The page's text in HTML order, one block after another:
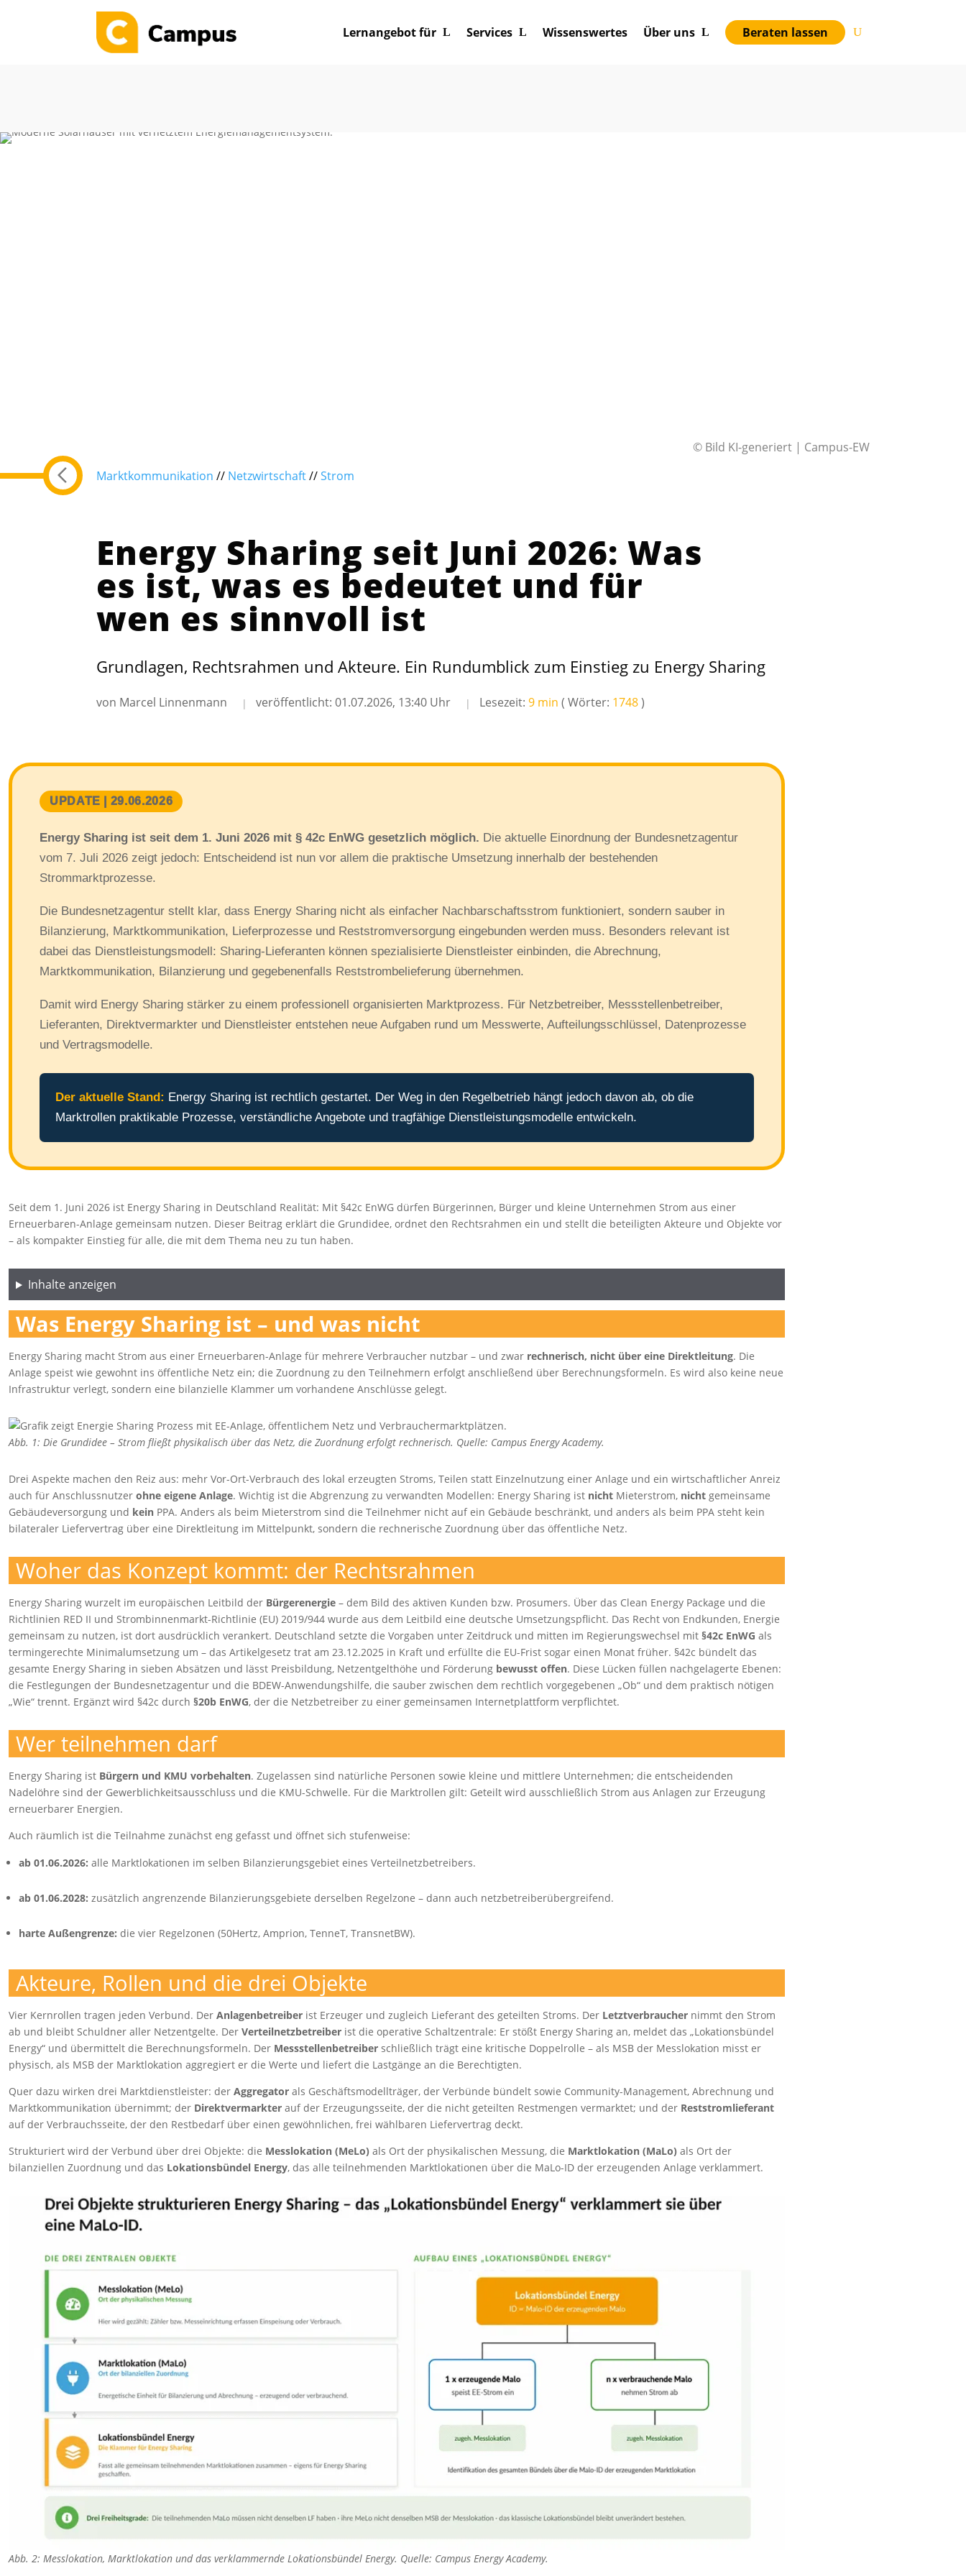
Lernangebot für Services Wissenswertes Über uns Beraten lassen
© Bild KI-generiert | Campus-EW
Marktkommunikation // Netzwirtschaft//Strom
Energy Sharing seit Juni 2026: Was
es ist, was es bedeutet und für
wen es sinnvoll ist
Grundlagen, Rechtsrahmen und Akteure. Ein Rundumblick zum Einstieg zu Energy Sharing
von Marcel Linnenmann veröffentlicht: 01.07.2026, 13:40 Uhr Lesezeit:9 min ( Wörter: 1748)
UPDATE | 29.06.2026
Energy Sharing ist seit dem 1. Juni 2026 mit § 42c EnWG gesetzlich möglich. Die aktuelle Einordnung der Bundesnetzagentur
vom 7. Juli 2026 zeigt jedoch: Entscheidend ist nun vor allem die praktische Umsetzung innerhalb der bestehenden
Strommarktprozesse.
Die Bundesnetzagentur stellt klar, dass Energy Sharing nicht als einfacher Nachbarschaftsstrom funktioniert, sondern sauber in
Bilanzierung, Marktkommunikation, Lieferprozesse und Reststromversorgung eingebunden werden muss. Besonders relevant ist
dabei das Dienstleistungsmodell: Sharing-Lieferanten können spezialisierte Dienstleister einbinden, die Abrechnung,
Marktkommunikation, Bilanzierung und gegebenenfalls Reststrombelieferung übernehmen.
Damit wird Energy Sharing stärker zu einem professionell organisierten Marktprozess. Für Netzbetreiber, Messstellenbetreiber,
Lieferanten, Direktvermarkter und Dienstleister entstehen neue Aufgaben rund um Messwerte, Aufteilungsschlüssel, Datenprozesse
und Vertragsmodelle.
Der aktuelle Stand: Energy Sharing ist rechtlich gestartet. Der Weg in den Regelbetrieb hängt jedoch davon ab, ob die
Marktrollen praktikable Prozesse, verständliche Angebote und tragfähige Dienstleistungsmodelle entwickeln.
Seit dem 1. Juni 2026 ist Energy Sharing in Deutschland Realität: Mit §42c EnWG dürfen Bürgerinnen, Bürger und kleine Unternehmen Strom aus einer
Erneuerbaren-Anlage gemeinsam nutzen. Dieser Beitrag erklärt die Grundidee, ordnet den Rechtsrahmen ein und stellt die beteiligten Akteure und Objekte vor
– als kompakter Einstieg für alle, die mit dem Thema neu zu tun haben.
Inhalte anzeigen
Was Energy Sharing ist – und was nicht
Energy Sharing macht Strom aus einer Erneuerbaren-Anlage für mehrere Verbraucher nutzbar – und zwar rechnerisch, nicht über eine Direktleitung. Die
Anlage speist wie gewohnt ins öffentliche Netz ein; die Zuordnung zu den Teilnehmern erfolgt anschließend über Berechnungsformeln. Es wird also keine neue
Infrastruktur verlegt, sondern eine bilanzielle Klammer um vorhandene Anschlüsse gelegt.
Abb. 1: Die Grundidee – Strom fließt physikalisch über das Netz, die Zuordnung erfolgt rechnerisch. Quelle: Campus Energy Academy.
Drei Aspekte machen den Reiz aus: mehr Vor-Ort-Verbrauch des lokal erzeugten Stroms, Teilen statt Einzelnutzung einer Anlage und ein wirtschaftlicher Anreiz
auch für Anschlussnutzer ohne eigene Anlage. Wichtig ist die Abgrenzung zu verwandten Modellen: Energy Sharing ist nicht Mieterstrom, nicht gemeinsame
Gebäudeversorgung und kein PPA. Anders als beim Mieterstrom sind die Teilnehmer nicht auf ein Gebäude beschränkt, und anders als beim PPA steht kein
bilateraler Liefervertrag über eine Direktleitung im Mittelpunkt, sondern die rechnerische Zuordnung über das öffentliche Netz.
Woher das Konzept kommt: der Rechtsrahmen
Energy Sharing wurzelt im europäischen Leitbild der Bürgerenergie – dem Bild des aktiven Kunden bzw. Prosumers. Über das Clean Energy Package und die
Richtlinien RED II und Strombinnenmarkt-Richtlinie (EU) 2019/944 wurde aus dem Leitbild eine deutsche Umsetzungspflicht. Das Recht von Endkunden, Energie
gemeinsam zu nutzen, ist dort ausdrücklich verankert. Deutschland setzte die Vorgaben unter Zeitdruck und mitten im Regierungswechsel mit §42c EnWG als
termingerechte Minimalumsetzung um – das Artikelgesetz trat am 23.12.2025 in Kraft und erfüllte die EU-Frist sogar einen Monat früher. §42c bündelt das
gesamte Energy Sharing in sieben Absätzen und lässt Preisbildung, Netzentgelthöhe und Förderung bewusst offen. Diese Lücken füllen nachgelagerte Ebenen:
die Festlegungen der Bundesnetzagentur und die BDEW-Anwendungshilfe, die sauber zwischen dem rechtlich vorgegebenen „Ob“ und dem praktisch nötigen
„Wie“ trennt. Ergänzt wird §42c durch §20b EnWG, der die Netzbetreiber zu einer gemeinsamen Internetplattform verpflichtet.
Wer teilnehmen darf
Energy Sharing ist Bürgern und KMU vorbehalten. Zugelassen sind natürliche Personen sowie kleine und mittlere Unternehmen; die entscheidenden
Nadelöhre sind der Gewerblichkeitsausschluss und die KMU-Schwelle. Für die Marktrollen gilt: Geteilt wird ausschließlich Strom aus Anlagen zur Erzeugung
erneuerbarer Energien.
Auch räumlich ist die Teilnahme zunächst eng gefasst und öffnet sich stufenweise:
ab 01.06.2026: alle Marktlokationen im selben Bilanzierungsgebiet eines Verteilnetzbetreibers.
ab 01.06.2028: zusätzlich angrenzende Bilanzierungsgebiete derselben Regelzone – dann auch netzbetreiberübergreifend.
harte Außengrenze: die vier Regelzonen (50Hertz, Amprion, TenneT, TransnetBW).
Akteure, Rollen und die drei Objekte
Vier Kernrollen tragen jeden Verbund. Der Anlagenbetreiber ist Erzeuger und zugleich Lieferant des geteilten Stroms. Der Letztverbraucher nimmt den Strom
ab und bleibt Schuldner aller Netzentgelte. Der Verteilnetzbetreiber ist die operative Schaltzentrale: Er stößt Energy Sharing an, meldet das „Lokationsbündel
Energy“ und übermittelt die Berechnungsformeln. Der Messstellenbetreiber schließlich trägt eine kritische Doppelrolle – als MSB der Messlokation misst er
physisch, als MSB der Marktlokation aggregiert er die Werte und liefert die Lastgänge an die Berechtigten.
Quer dazu wirken drei Marktdienstleister: der Aggregator als Geschäftsmodellträger, der Verbünde bündelt sowie Community-Management, Abrechnung und
Marktkommunikation übernimmt; der Direktvermarkter auf der Erzeugungsseite, der die nicht geteilten Restmengen vermarktet; und der Reststromlieferant
auf der Verbrauchsseite, der den Restbedarf über einen gewöhnlichen, frei wählbaren Liefervertrag deckt.
Strukturiert wird der Verbund über drei Objekte: die Messlokation (MeLo) als Ort der physikalischen Messung, die Marktlokation (MaLo) als Ort der
bilanziellen Zuordnung und das Lokationsbündel Energy, das alle teilnehmenden Marktlokationen über die MaLo-ID der erzeugenden Anlage verklammert.
Abb. 2: Messlokation, Marktlokation und das verklammernde Lokationsbündel Energy. Quelle: Campus Energy Academy.